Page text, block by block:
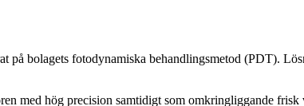
på bolagets fotodynamiska behandlingsmetod (PDT).
med hög precision samtidigt som omkringliggande